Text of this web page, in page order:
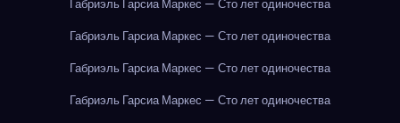
Габриэль Гарсиа Маркес — Сто лет одиночества
Габриэль Гарсиа Маркес — Сто лет одиночества
Габриэль Гарсиа Маркес — Сто лет одиночества
Габриэль Гарсиа Маркес — Сто лет одиночества